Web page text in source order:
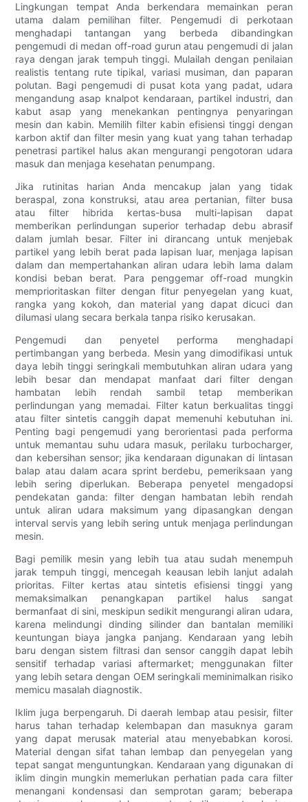
Lingkungan tempat Anda berkendara memainkan peran
utama dalam pemilihan filter. Pengemudi di perkotaan
menghadapi tantangan yang berbeda dibandingkan
pengemudi di medan off-road gurun atau pengemudi di jalan
raya dengan jarak tempuh tinggi. Mulailah dengan penilaian
realistis tentang rute tipikal, variasi musiman, dan paparan
polutan. Bagi pengemudi di pusat kota yang padat, udara
mengandung asap knalpot kendaraan, partikel industri, dan
kabut asap yang menekankan pentingnya penyaringan
mesin dan kabin. Memilih filter kabin efisiensi tinggi dengan
karbon aktif dan filter mesin yang kuat yang tahan terhadap
penetrasi partikel halus akan mengurangi pengotoran udara
masuk dan menjaga kesehatan penumpang.
Jika rutinitas harian Anda mencakup jalan yang tidak
beraspal, zona konstruksi, atau area pertanian, filter busa
atau filter hibrida kertas-busa multi-lapisan dapat
memberikan perlindungan superior terhadap debu abrasif
dalam jumlah besar. Filter ini dirancang untuk menjebak
partikel yang lebih berat pada lapisan luar, menjaga lapisan
dalam dan mempertahankan aliran udara lebih lama dalam
kondisi beban berat. Para penggemar off-road mungkin
memprioritaskan filter dengan fitur penyegelan yang kuat,
rangka yang kokoh, dan material yang dapat dicuci dan
dilumasi ulang secara berkala tanpa risiko kerusakan.
Pengemudi dan penyetel performa menghadapi
pertimbangan yang berbeda. Mesin yang dimodifikasi untuk
daya lebih tinggi seringkali membutuhkan aliran udara yang
lebih besar dan mendapat manfaat dari filter dengan
hambatan lebih rendah sambil tetap memberikan
perlindungan yang memadai. Filter katun berkualitas tinggi
atau filter sintetis canggih dapat memenuhi kebutuhan ini.
Penting bagi pengemudi yang berorientasi pada performa
untuk memantau suhu udara masuk, perilaku turbocharger,
dan kebersihan sensor; jika kendaraan digunakan di lintasan
balap atau dalam acara sprint berdebu, pemeriksaan yang
lebih sering diperlukan. Beberapa penyetel mengadopsi
pendekatan ganda: filter dengan hambatan lebih rendah
untuk aliran udara maksimum yang dipasangkan dengan
interval servis yang lebih sering untuk menjaga perlindungan
mesin.
Bagi pemilik mesin yang lebih tua atau sudah menempuh
jarak tempuh tinggi, mencegah keausan lebih lanjut adalah
prioritas. Filter kertas atau sintetis efisiensi tinggi yang
memaksimalkan penangkapan partikel halus sangat
bermanfaat di sini, meskipun sedikit mengurangi aliran udara,
karena melindungi dinding silinder dan bantalan memiliki
keuntungan biaya jangka panjang. Kendaraan yang lebih
baru dengan sistem filtrasi dan sensor canggih dapat lebih
sensitif terhadap variasi aftermarket; menggunakan filter
yang lebih setara dengan OEM seringkali meminimalkan risiko
memicu masalah diagnostik.
Iklim juga berpengaruh. Di daerah lembap atau pesisir, filter
harus tahan terhadap kelembapan dan masuknya garam
yang dapat merusak material atau menyebabkan korosi.
Material dengan sifat tahan lembap dan penyegelan yang
tepat sangat menguntungkan. Kendaraan yang digunakan di
iklim dingin mungkin memerlukan perhatian pada cara filter
menangani kondensasi dan semprotan garam; beberapa